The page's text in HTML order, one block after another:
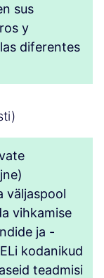
sus
y
diferentes
väljaspool
vihkamise
ja -
kodanikud
teadmisi